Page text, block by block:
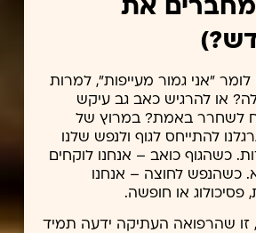
מחברים את
"אני גמור מעייפות", למרות
בלילה? או להרגיש כאב גב עיקש
לשחרר באמת? במרוץ של
להתייחס לגוף ולנפש שלנו
כשהגוף כואב – אנחנו לוקחים
כשהנפש לחוצה – אנחנו
או חופשה.
שהרפואה העתיקה ידעה תמיד